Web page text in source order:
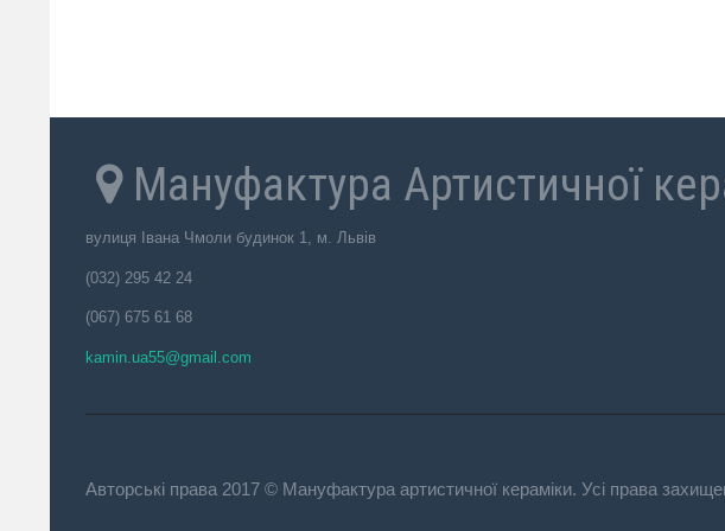
Мануфактура Артистичної
вулиця Івана Чмоли будинок 1, м. Львів
(032) 295 42 24
(067) 675 61 68
kamin.ua55@gmail.com
Авторські права 2017 © Мануфактура артистичної кераміки. Усі права